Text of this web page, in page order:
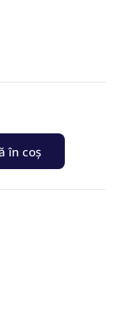
în coș